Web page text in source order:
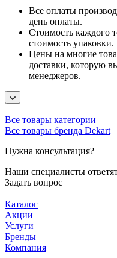
Все оплаты
день оплаты.
Стоимость каждого
стоимость упаковки.
Цены на многие
доставки, которую
менеджеров.
Все товары категории
Все товары бренда Dekart
Нужна консультация?
Наши специалисты
Задать вопрос
Каталог
Акции
Услуги
Бренды
Компания